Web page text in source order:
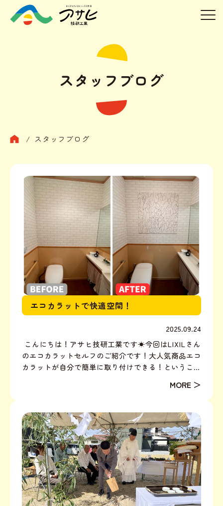
スタッフブログ
/ スタッフブログ
エコカラットで快適空間！
2025.09.24
こんにちは！アサヒ技研工業です☀︎今回はLIXILさん
のエコカラットセルフのご紹介です！大人気商品エコ
カラットが自分で簡単に取り付けできる！ということ
た！場所はアサヒ技研工業の事務所トイレです！車椅
去年...